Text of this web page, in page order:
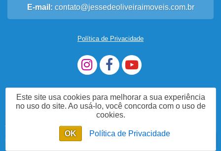
Enviar mensagem
Me Chame no WhatsApp
E-mail: contato@jessedeoliveiraimoveis.com.br
Política de Privacidade
Este site usa cookies para melhorar a sua experiência
no uso do site. Ao usá-lo, você concorda com o uso de
cookies.
OK Política de Privacidade